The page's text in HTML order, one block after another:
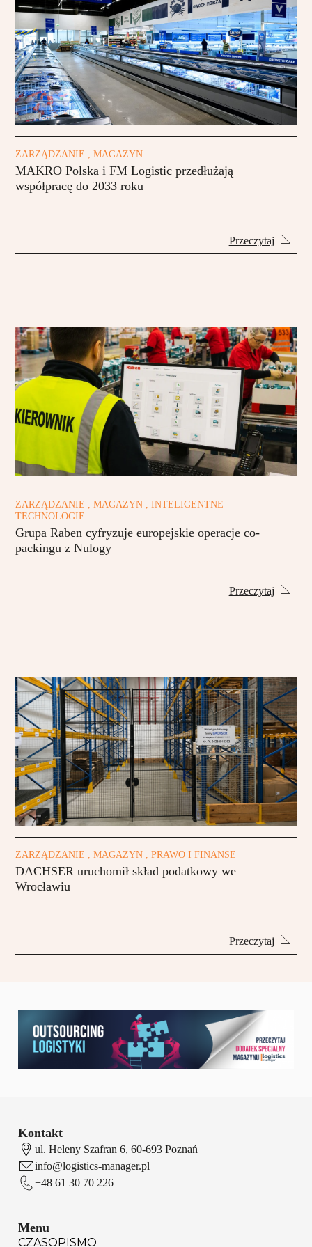
ZARZĄDZANIE , MAGAZYN
MAKRO Polska i FM Logistic przedłużają
współpracę do 2033 roku
Przeczytaj
ZARZĄDZANIE , MAGAZYN , INTELIGENTNE
TECHNOLOGIE
Grupa Raben cyfryzuje europejskie operacje co-
packingu z Nulogy
Przeczytaj
ZARZĄDZANIE , MAGAZYN , PRAWO I FINANSE
DACHSER uruchomił skład podatkowy we
Wrocławiu
Przeczytaj
Kontakt
ul. Heleny Szafran 6, 60-693 Poznań
info@logistics-manager.pl
+48 61 30 70 226
Menu
CZASOPISMO